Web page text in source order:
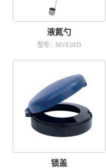
液氮勺
型号：MVE10/D
锁盖